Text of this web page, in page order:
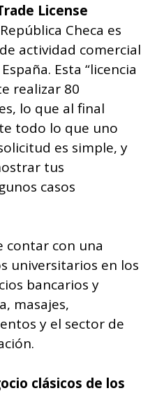
License
Checa es
actividad comercial
Esta “licencia
realizar 80
lo que al final
todo lo que uno
es simple, y
tus
casos
contar con una
universitarios en los
bancarios y
masajes,
y el sector de
clásicos de los